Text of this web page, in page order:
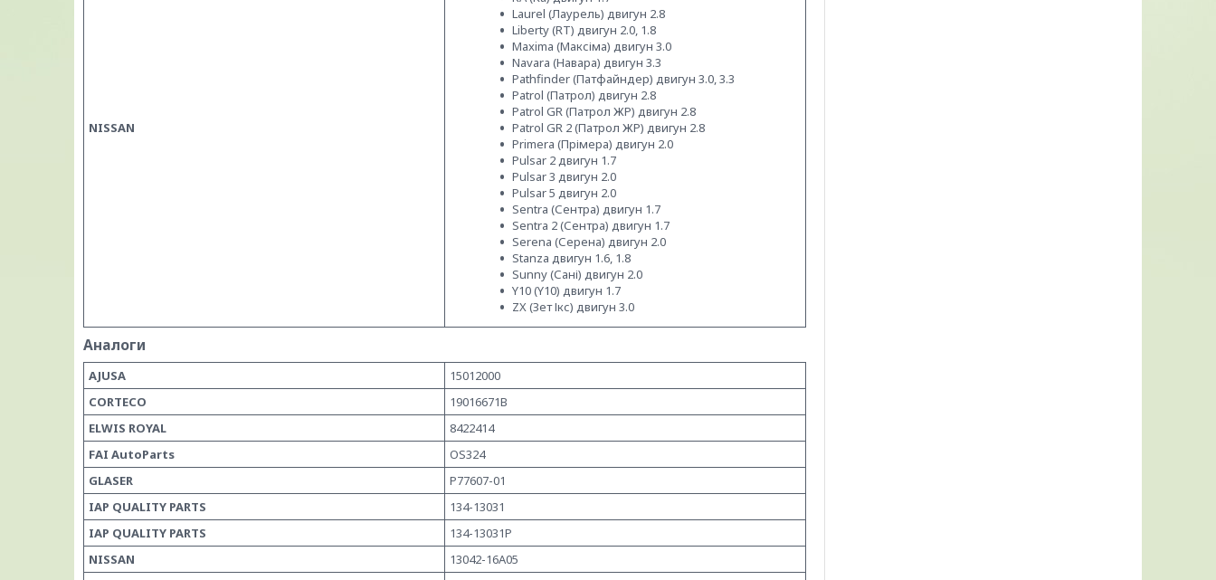
NISSAN
Laurel (Лаурель) двигун 2.8
Liberty (RT) двигун 2.0, 1.8
Maxima (Максіма) двигун 3.0
Navara (Навара) двигун 3.3
Pathfinder (Патфайндер) двигун 3.0, 3.3
Patrol (Патрол) двигун 2.8
Patrol GR (Патрол ЖР) двигун 2.8
Patrol GR 2 (Патрол ЖР) двигун 2.8
Primera (Прімера) двигун 2.0
Pulsar 2 двигун 1.7
Pulsar 3 двигун 2.0
Pulsar 5 двигун 2.0
Sentra (Сентра) двигун 1.7
Sentra 2 (Сентра) двигун 1.7
Serena (Серена) двигун 2.0
Stanza двигун 1.6, 1.8
Sunny (Сані) двигун 2.0
Y10 (Y10) двигун 1.7
ZX (Зет Ікс) двигун 3.0
Аналоги
AJUSA
15012000
CORTECO
19016671B
ELWIS ROYAL
8422414
FAI AutoParts
OS324
GLASER
P77607-01
IAP QUALITY PARTS
134-13031
IAP QUALITY PARTS
134-13031P
NISSAN
13042-16A05